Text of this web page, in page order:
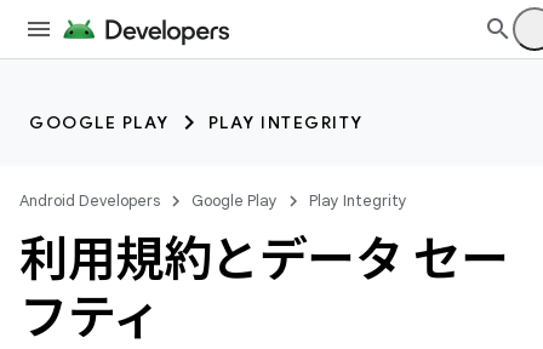
GOOGLE PLAY PLAY INTEGRITY
Android Developers Google Play Play Integrity
利用規約とデータ セー
フティ